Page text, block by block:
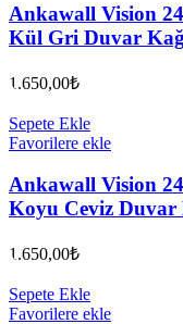
Ankawall Vision
Kül Gri Duvar
1.650,00₺
Sepete Ekle
Favorilere ekle
Ankawall Vision
Koyu Ceviz Duvar
1.650,00₺
Sepete Ekle
Favorilere ekle